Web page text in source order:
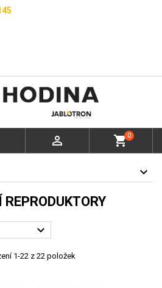
 shopping_cart0

1-22 z 22 položek